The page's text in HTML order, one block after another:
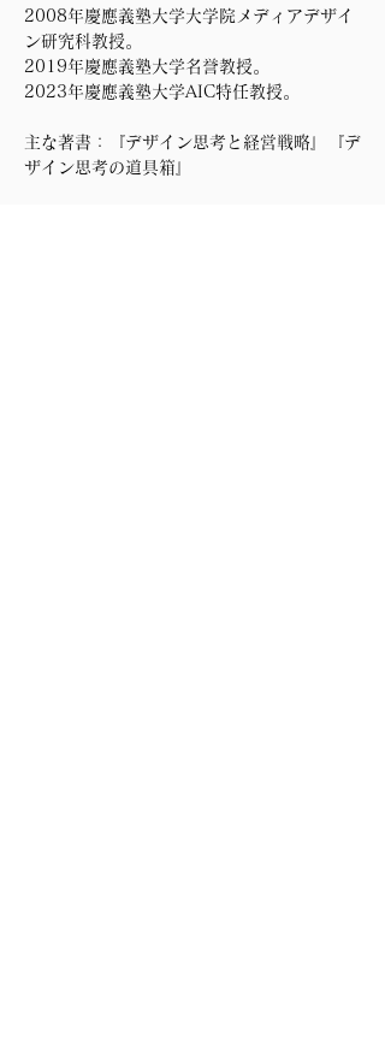
2008年慶應義塾大学大学院メディアデザイ
ン研究科教授。
2019年慶應義塾大学名誉教授。
2023年慶應義塾大学AIC特任教授。
主な著書：『デザイン思考と経営戦略』『デ
ザイン思考の道具箱』